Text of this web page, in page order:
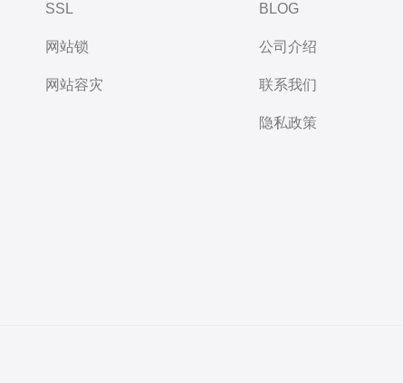
SSL
网站锁
网站容灾
BLOG
公司介绍
联系我们
隐私政策